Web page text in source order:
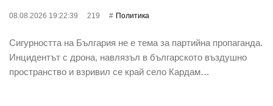
08.08.2026 19:22:39 219 Политика
Сигурността на България не е тема за партийна пропаганда.
Инцидентът с дрона, навлязъл в българското въздушно
пространство и взривил се край село Кардам…